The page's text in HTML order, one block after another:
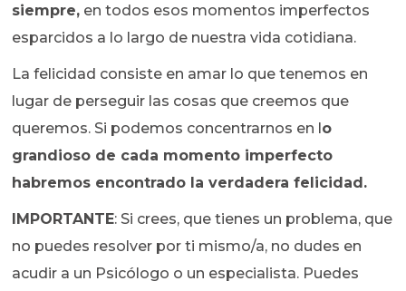
siempre, en todos esos momentos imperfectos
esparcidos a lo largo de nuestra vida cotidiana.
La felicidad consiste en amar lo que tenemos en
lugar de perseguir las cosas que creemos que
queremos. Si podemos concentrarnos en lo
grandioso de cada momento imperfecto
habremos encontrado la verdadera felicidad.
IMPORTANTE: Si crees, que tienes un problema, que
no puedes resolver por ti mismo/a, no dudes en
acudir a un Psicólogo o un especialista. Puedes